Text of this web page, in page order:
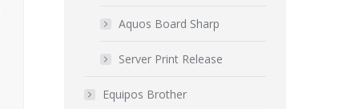
Aquos Board Sharp
Server Print Release
Equipos Brother